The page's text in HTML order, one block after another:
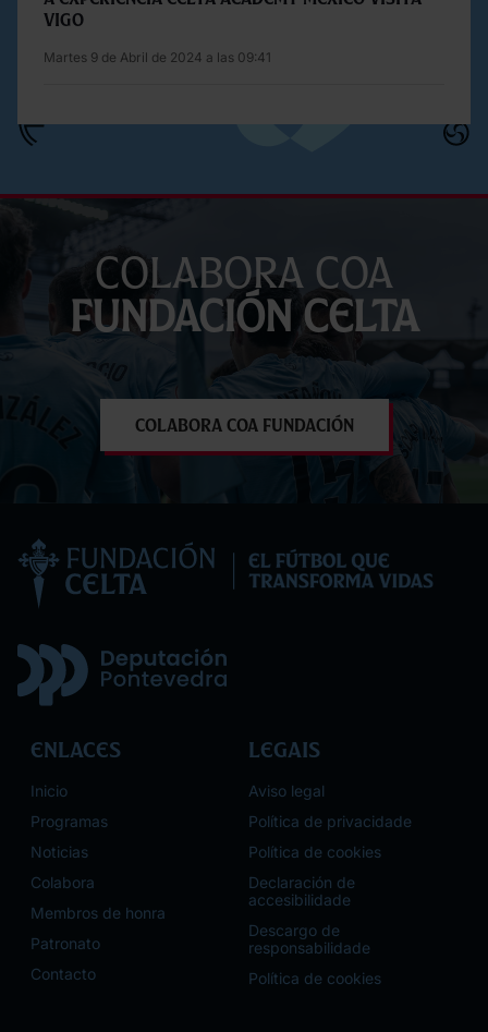
Vigo
Martes 9 de Abril de 2024 a las 09:41
Colabora coa
Fundación Celta
Colabora coa Fundación
Enlaces
Inicio
Programas
Noticias
Colabora
Membros de honra
Patronato
Contacto
Legais
Aviso legal
Política de privacidade
Política de cookies
Declaración de
accesibilidade
Descargo de
responsabilidade
Política de cookies